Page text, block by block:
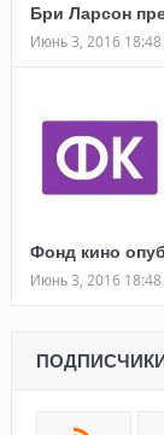
Бри Ларсон
Июнь 3, 2016 18:48
Фонд кино
Июнь 3, 2016 18:48